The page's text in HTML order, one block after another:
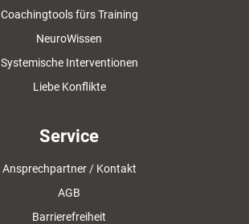
Coachingtools fürs Training
NeuroWissen
Systemische Interventionen
Liebe Konflikte
Service
Ansprechpartner / Kontakt
AGB
Barrierefreiheit